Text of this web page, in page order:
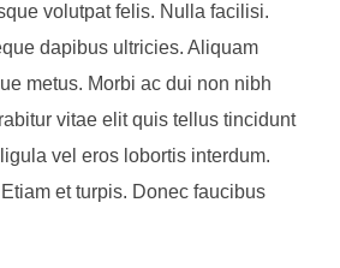
volutpat felis. Nulla facilisi.
dapibus ultricies. Aliquam
metus. Morbi ac dui non nibh
vitae elit quis tellus tincidunt
vel eros lobortis interdum.
et turpis. Donec faucibus